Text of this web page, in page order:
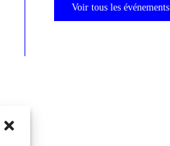
Voir tous les événements